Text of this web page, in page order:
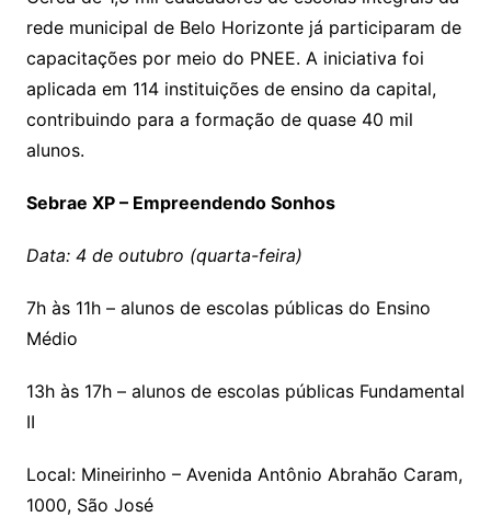
rede municipal de Belo Horizonte já participaram de
capacitações por meio do PNEE. A iniciativa foi
aplicada em 114 instituições de ensino da capital,
contribuindo para a formação de quase 40 mil
alunos.
Sebrae XP – Empreendendo Sonhos
Data: 4 de outubro (quarta-feira)
7h às 11h – alunos de escolas públicas do Ensino
Médio
13h às 17h – alunos de escolas públicas Fundamental
II
Local: Mineirinho – Avenida Antônio Abrahão Caram,
1000, São José